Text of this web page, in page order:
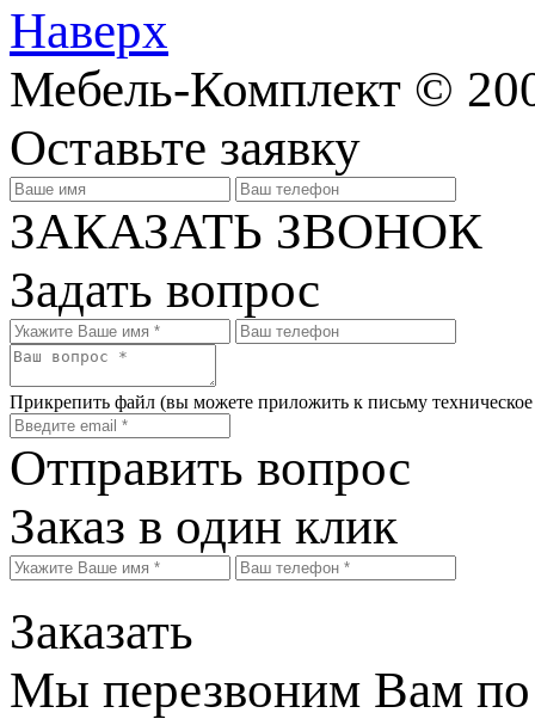
Наверх
Мебель-Комплект ©
Оставьте заявку
ЗАКАЗАТЬ ЗВОНОК
Задать вопрос
Прикрепить файл (вы можете приложить к письму
Отправить вопрос
Заказ в один клик
Заказать
Мы перезвоним Вам по